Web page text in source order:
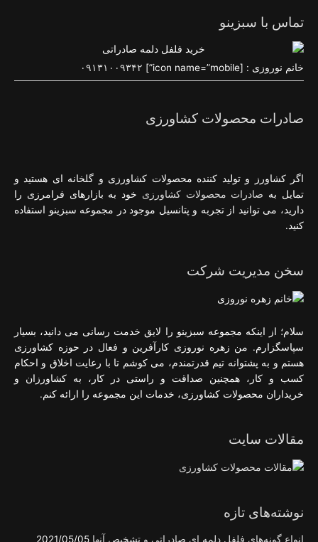
تماس با سبزینو
خانم نوروزی : [icon name=”mobile”] ۰۹۱۳۱۰۰۹۳۴۲
صادرات محصولات کشاورزی
اگر کشاورز و تولید کننده محصولات کشاورزی و گلخانه ای هستید و
تمایل به صادرات محصولات کشاورزی خود به بازارهای فرامرزی را
دارید، می توانید از تجربه و پتانسیل موجود در مجموعه سبزینو استفاده
کنید.
سخن مدیریت شرکت
سلام؛ از اینکه مجموعه سبزینو را لایق خدمت رسانی می دانید، بسیار
سپاسگزارم. من زهره نوروزی کارآفرین و فعال در حوزه کشاورزی
هستم و به پشتوانه تیم قدرتمندم، می کوشم تا با رعایت اخلاق و احکام
کسب و کار، همچنین صداقت و راستی در کار، به کشاورزان و
خریداران محصولات کشاورزی، خدمات این مجموعه را ارائه کنم.
مقالات سایت
نوشته‌های تازه
انواع گونه‌های فلفل دلمه ای صادراتی و تشخیص آنها 2021/05/05